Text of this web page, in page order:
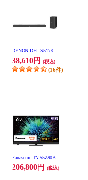
DENON DHT-S517K
38,610円 (税込)
(16件)
Panasonic TV-55Z90B
206,800円 (税込)